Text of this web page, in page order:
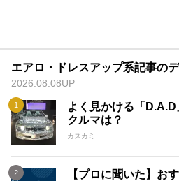
エアロ・ドレスアップ系記事の
2026.08.08UP
よく見かける「
クルマは？
カスカミ
【プロに聞いた】お